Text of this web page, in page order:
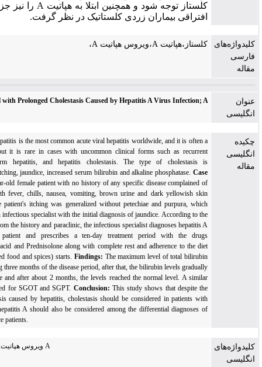
کلستاز توجه شود و همچنین ابتلا به هپاتیت A را نیز جز تشخیص‌های
افتراقی بیماران زردی کلستاتیک در نظر گرفت.
کلستاز،هپاتیت A،ویروس هپاتیت A،
23-Year-Old Girl with Prolonged Cholestasis Caused by Hepatitis A Virus Infection; A
Background:Hepatitis is the most common acute viral hepatitis worldwide, and it is often a
benign disease, but it is rare in cases with uncommon clinical forms such as recurrent
hepatitis, long-term hepatitis, and hepatitis cholestasis. The type of cholestasis is
characterized by itching, jaundice, increased serum bilirubin and alkaline phosphatase.
Report: A 23-year-old female patient with no history of any specific disease complained of
severe itching with fever, chills, nausea, vomiting, brown urine and dark yellowish skin
discoloration; The patient's itching was generalized without petechiae and purpura, which
was referred to an infectious specialist with the initial diagnosis of jaundice. According to the
results obtained from the history and paraclinic, the infectious specialist diagnoses hepatitis A
disease for the patient and prescribes a ten-day treatment period with the drugs
Ursodeoxycholic acid and Prednisolone along with complete rest and adherence to the diet
(not consuming red food and spices) starts.Findings: The maximum level of total bilirubin
was 9mg/dl during three months of the disease period, after that, the bilirubin levels gradually
started to decrease and after about 2 months, the levels reached the normal level. A similar
trend was observed for SGOT and SGPT.Conclusion: This study shows that despite the
rarity of cholestasis caused by hepatitis, cholestasis should be considered in patients with
hepatitis A, and hepatitis A should also be considered among the differential diagnoses of
cholestatic jaundice patients.